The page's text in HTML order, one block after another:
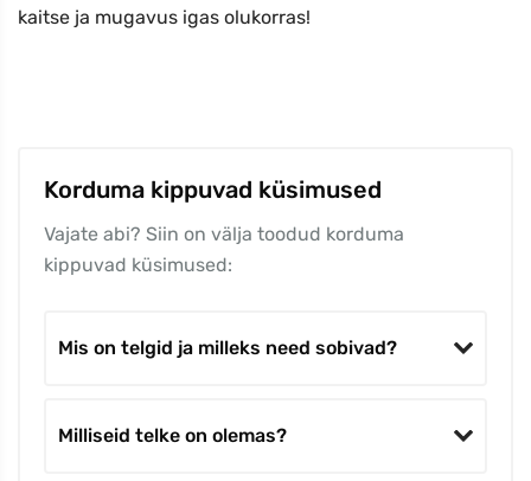
kaitse ja mugavus igas olukorras!
Korduma kippuvad küsimused
Vajate abi? Siin on välja toodud korduma
kippuvad küsimused:
Mis on telgid ja milleks need sobivad?
Milliseid telke on olemas?